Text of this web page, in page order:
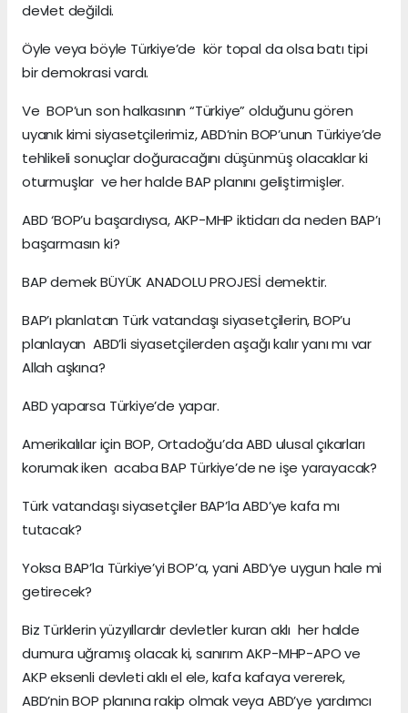
devlet değildi.
Öyle veya böyle Türkiye’de kör topal da olsa batı tipi
bir demokrasi vardı.
Ve BOP’un son halkasının “Türkiye” olduğunu gören
uyanık kimi siyasetçilerimiz, ABD’nin BOP’unun Türkiye’de
tehlikeli sonuçlar doğuracağını düşünmüş olacaklar ki
oturmuşlar ve her halde BAP planını geliştirmişler.
ABD ‘BOP’u başardıysa, AKP-MHP iktidarı da neden BAP’ı
başarmasın ki?
BAP demek BÜYÜK ANADOLU PROJESİ demektir.
BAP’ı planlatan Türk vatandaşı siyasetçilerin, BOP’u
planlayan ABD’li siyasetçilerden aşağı kalır yanı mı var
Allah aşkına?
ABD yaparsa Türkiye’de yapar.
Amerikalılar için BOP, Ortadoğu’da ABD ulusal çıkarları
korumak iken acaba BAP Türkiye’de ne işe yarayacak?
Türk vatandaşı siyasetçiler BAP’la ABD’ye kafa mı
tutacak?
Yoksa BAP’la Türkiye’yi BOP’a, yani ABD’ye uygun hale mi
getirecek?
Biz Türklerin yüzyıllardır devletler kuran aklı her halde
dumura uğramış olacak ki, sanırım AKP-MHP-APO ve
AKP eksenli devleti aklı el ele, kafa kafaya vererek,
ABD’nin BOP planına rakip olmak veya ABD’ye yardımcı